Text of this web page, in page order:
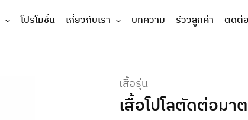
โปรโมชั่น เกี่ยวกับเรา บทความ รีวิวลูกค้า ติดต่
เสื้อรุ่น
เสื้อโปโลตัดต่อมา